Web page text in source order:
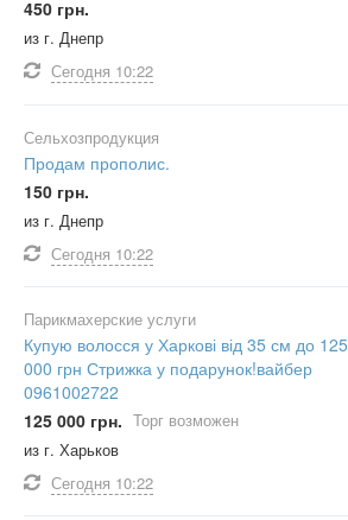
450 грн.
из г. Днепр
Сегодня 10:22
Сельхозпродукция
Продам прополис.
150 грн.
из г. Днепр
Сегодня 10:22
Парикмахерские услуги
Купую волосся у Харкові від 35 см до 125
000 грн Стрижка у подарунок!вайбер
0961002722
125 000 грн. Торг возможен
из г. Харьков
Сегодня 10:22